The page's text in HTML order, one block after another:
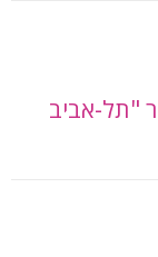
"תל-אביב